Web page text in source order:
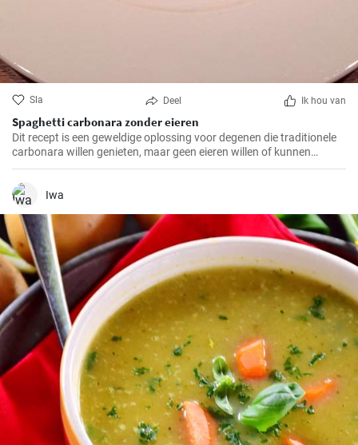
Sla Deel Ik hou van
Spaghetti carbonara zonder eieren
Dit recept is een geweldige oplossing voor degenen die traditionele
carbonara willen genieten, maar geen eieren willen of kunnen
consumeren.
Iwa